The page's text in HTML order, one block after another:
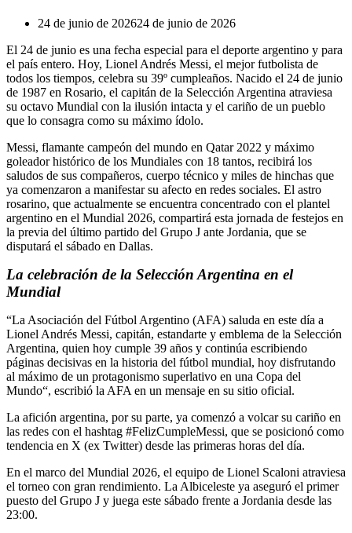
24 de junio de 202624 de junio de 2026
El 24 de junio es una fecha especial para el deporte argentino y para
el país entero. Hoy, Lionel Andrés Messi, el mejor futbolista de
todos los tiempos, celebra su 39º cumpleaños. Nacido el 24 de junio
de 1987 en Rosario, el capitán de la Selección Argentina atraviesa
su octavo Mundial con la ilusión intacta y el cariño de un pueblo
que lo consagra como su máximo ídolo.
Messi, flamante campeón del mundo en Qatar 2022 y máximo
goleador histórico de los Mundiales con 18 tantos, recibirá los
saludos de sus compañeros, cuerpo técnico y miles de hinchas que
ya comenzaron a manifestar su afecto en redes sociales. El astro
rosarino, que actualmente se encuentra concentrado con el plantel
argentino en el Mundial 2026, compartirá esta jornada de festejos en
la previa del último partido del Grupo J ante Jordania, que se
disputará el sábado en Dallas.
La celebración de la Selección Argentina en el
Mundial
“La Asociación del Fútbol Argentino (AFA) saluda en este día a
Lionel Andrés Messi, capitán, estandarte y emblema de la Selección
Argentina, quien hoy cumple 39 años y continúa escribiendo
páginas decisivas en la historia del fútbol mundial, hoy disfrutando
al máximo de un protagonismo superlativo en una Copa del
Mundo“, escribió la AFA en un mensaje en su sitio oficial.
La afición argentina, por su parte, ya comenzó a volcar su cariño en
las redes con el hashtag #FelizCumpleMessi, que se posicionó como
tendencia en X (ex Twitter) desde las primeras horas del día.
En el marco del Mundial 2026, el equipo de Lionel Scaloni atraviesa
el torneo con gran rendimiento. La Albiceleste ya aseguró el primer
puesto del Grupo J y juega este sábado frente a Jordania desde las
23:00.